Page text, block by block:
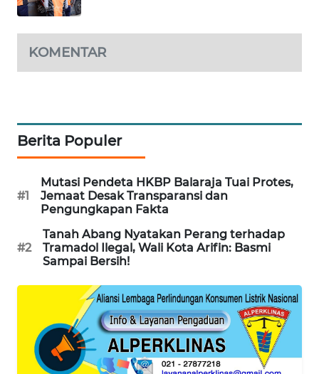
KOMENTAR
Berita Populer
#1
Mutasi Pendeta HKBP Balaraja Tuai Protes,
Jemaat Desak Transparansi dan
Pengungkapan Fakta
#2
Tanah Abang Nyatakan Perang terhadap
Tramadol Ilegal, Wali Kota Arifin: Basmi
Sampai Bersih!
WN
WN
TAPANULI
WN
SAMOSIR
WN
PADANG
LAWAS
WN
SUMEDANG
WN
KEPULAUAN